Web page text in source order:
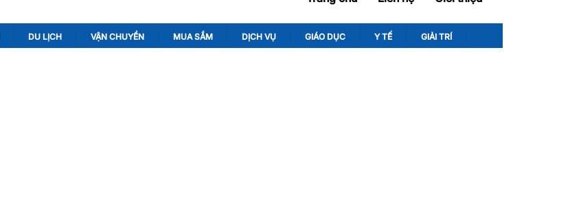
DU LỊCH VẬN CHUYỂN MUA SẮM DỊCH VỤ GIÁO DỤC Y TẾ GIẢI TRÍ